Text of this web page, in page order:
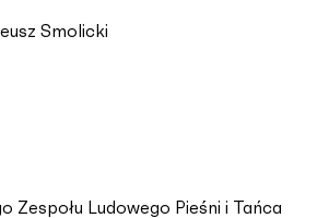
Smolicki
Zespołu Ludowego Pieśni i Tańca